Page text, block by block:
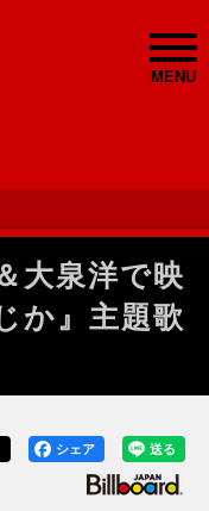
MENU
大泉洋で映
か』主題歌
送る
シェア